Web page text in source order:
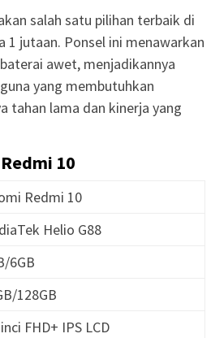
salah satu pilihan terbaik di
1 jutaan. Ponsel ini menawarkan
awet, menjadikannya
yang membutuhkan
tahan lama dan kinerja yang
10
Redmi 10
Helio G88
6GB
128GB
FHD+ IPS LCD